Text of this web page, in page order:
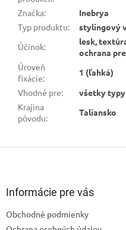
Značka:
Inebrya
Typ produktu:
stylingový
Účinok:
lesk,
ochrana
Úroveň
fixácie:
1 (ľahká)
Vhodné pre:
všetky
Krajina
pôvodu:
Taliansko
Informácie pre vás
Obchodné podmienky